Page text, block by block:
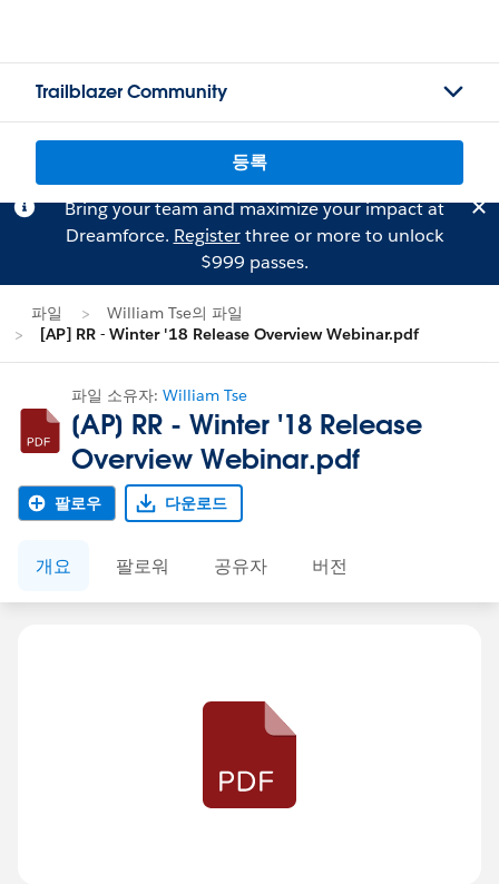
Trailblazer Community
등록
Bring your team and maximize your impact at
Dreamforce. Registerthree or more to unlock
$999 passes.
파일
William Tse의 파일
[AP] RR - Winter '18 Release Overview Webinar.pdf
파일 소유자: William Tse
[AP] RR - Winter '18 Release
Overview Webinar.pdf
팔로우 다운로드
개요 팔로워 공유자 버전